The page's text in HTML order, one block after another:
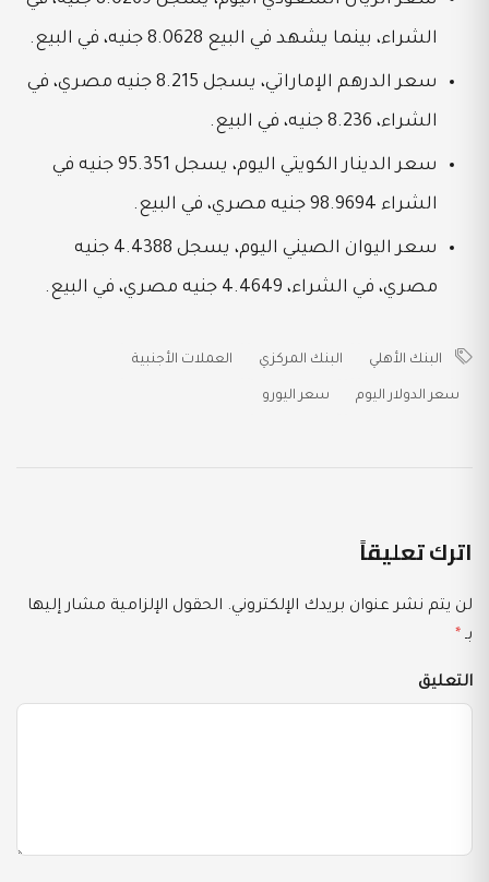
الشراء، بينما يشهد في البيع 8.0628 جنيه، في البيع.
سعر الدرهم الإماراتي، يسجل 8.215 جنيه مصري، في
الشراء، 8.236 جنيه، في البيع.
سعر الدينار الكويتي اليوم، يسجل 95.351 جنيه في
الشراء 98.9694 جنيه مصري، في البيع.
سعر اليوان الصيني اليوم، يسجل 4.4388 جنيه
مصري، في الشراء، 4.4649 جنيه مصري، في البيع.
البنك الأهلي البنك المركزي العملات الأجنبية
سعر الدولار اليوم سعر اليورو
اترك تعليقاً
لن يتم نشر عنوان بريدك الإلكتروني. الحقول الإلزامية مشار إليها
بـ *
التعليق